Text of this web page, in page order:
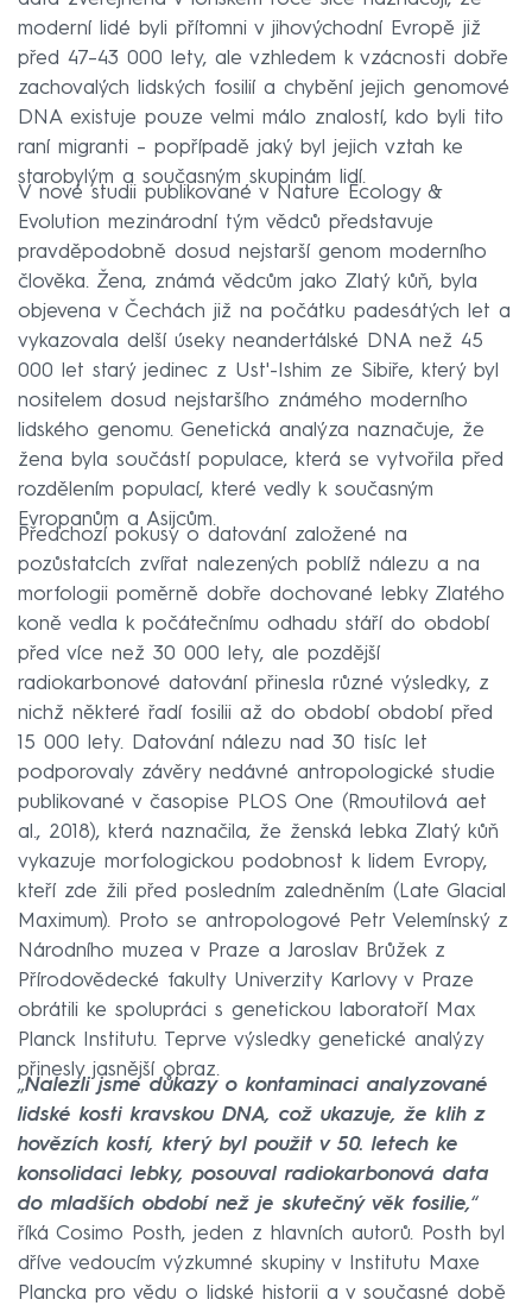
moderní lidé byli přítomni v jihovýchodní Evropě již
před 47–43 000 lety, ale vzhledem k vzácnosti dobře
zachovalých lidských fosilií a chybění jejich genomové
DNA existuje pouze velmi málo znalostí, kdo byli tito
raní migranti – popřípadě jaký byl jejich vztah ke
starobylým a současným skupinám lidí.
V nové studii publikované v Nature Ecology &
Evolution mezinárodní tým vědců představuje
pravděpodobně dosud nejstarší genom moderního
člověka. Žena, známá vědcům jako Zlatý kůň, byla
objevena v Čechách již na počátku padesátých let a
vykazovala delší úseky neandertálské DNA než 45
000 let starý jedinec z Ust'-Ishim ze Sibiře, který byl
nositelem dosud nejstaršího známého moderního
lidského genomu. Genetická analýza naznačuje, že
žena byla součástí populace, která se vytvořila před
rozdělením populací, které vedly k současným
Evropanům a Asijcům.
Předchozí pokusy o datování založené na
pozůstatcích zvířat nalezených poblíž nálezu a na
morfologii poměrně dobře dochované lebky Zlatého
koně vedla k počátečnímu odhadu stáří do období
před více než 30 000 lety, ale pozdější
radiokarbonové datování přinesla různé výsledky, z
nichž některé řadí fosilii až do období období před
15 000 lety. Datování nálezu nad 30 tisíc let
podporovaly závěry nedávné antropologické studie
publikované v časopise PLOS One (Rmoutilová aet
al., 2018), která naznačila, že ženská lebka Zlatý kůň
vykazuje morfologickou podobnost k lidem Evropy,
kteří zde žili před posledním zaledněním (Late Glacial
Maximum). Proto se antropologové Petr Velemínský z
Národního muzea v Praze a Jaroslav Brůžek z
Přírodovědecké fakulty Univerzity Karlovy v Praze
obrátili ke spolupráci s genetickou laboratoří Max
Planck Institutu. Teprve výsledky genetické analýzy
přinesly jasnější obraz.
„Nalezli jsme důkazy o kontaminaci analyzované
lidské kosti kravskou DNA, což ukazuje, že klih z
hovězích kostí, který byl použit v 50. letech ke
konsolidaci lebky, posouval radiokarbonová data
do mladších období než je skutečný věk fosilie,“
říká Cosimo Posth, jeden z hlavních autorů. Posth byl
dříve vedoucím výzkumné skupiny v Institutu Maxe
Plancka pro vědu o lidské historii a v současné době